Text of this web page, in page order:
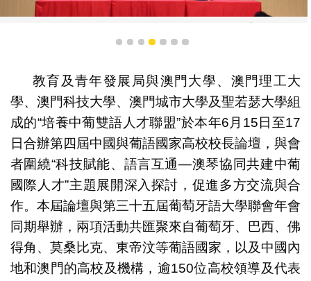
1 2 3 4 5 6 7
教育及青年發展局與澳門大學、澳門理工大
學、澳門科技大學、澳門城市大學及聖若瑟大學組
成的“培養中葡雙語人才聯盟”於本年6月15日至17
日合辦第四屆中國與葡語國家高校校長論壇，與會
者圍繞“科技賦能、語言互通—澳琴協同共建中葡
國際人才”主題展開深入探討，促進多方交流與合
作。本屆論壇與第三十五屆葡萄牙語大學聯會年會
同期舉辦，兩項活動共匯聚來自葡萄牙、巴西、佛
得角、莫桑比克、東帝汶等葡語國家，以及中國內
地和澳門的高校及機構，逾150位高校領導及代表